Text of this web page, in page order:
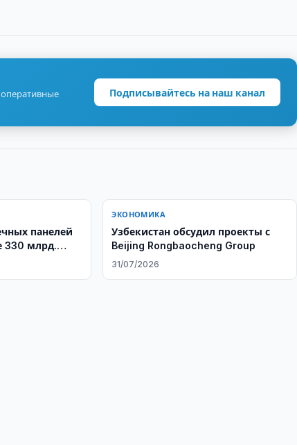
Подписывайтесь на наш канал
панелей
330 млрд.
ЭКОНОМИКА
Узбекистан обсудил проекты с
Beijing Rongbaocheng Group
31/07/2026